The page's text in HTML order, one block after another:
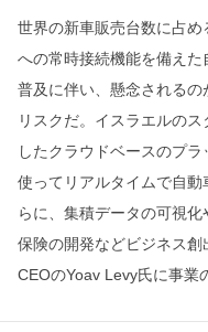
世界の新車販売台数に占
への常時接続機能を備えた
普及に伴い、懸念される
リスクだ。イスラエルの
したクラウドベースのプ
使ってリアルタイムで自
らに、集積データの可視
保険の開発などビジネス
CEOのYoav Levy氏に事業